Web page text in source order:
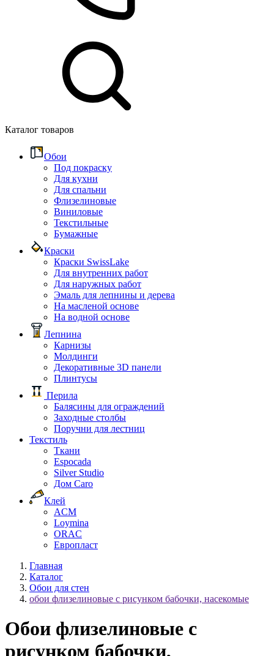
Каталог товаров
Обои
Под покраску
Для кухни
Для спальни
Флизелиновые
Виниловые
Текстильные
Бумажные
Краски
Краски SwissLake
Для внутренних работ
Для наружных работ
Эмаль для лепнины и дерева
На масленой основе
На водной основе
Лепнина
Карнизы
Молдинги
Декоративные 3D панели
Плинтусы
Перила
Балясины для ограждений
Заходные столбы
Поручни для лестниц
Текстиль
Ткани
Espocada
Silver Studio
Дом Caro
Клей
ACM
Loymina
ORAC
Европласт
Главная
Каталог
Обои для стен
обои флизелиновые с рисунком бабочки, насекомые
Обои флизелиновые с
рисунком бабочки,